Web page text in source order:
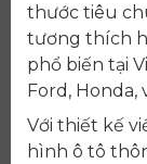
thước tiêu
tương thích
phổ biến tại
Ford, Honda,
Với thiết kế
hình ô tô